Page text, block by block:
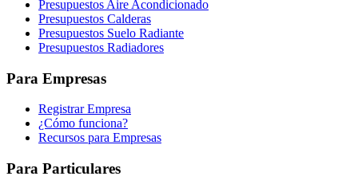
Presupuestos Aire Acondicionado
Presupuestos Calderas
Presupuestos Suelo Radiante
Presupuestos Radiadores
Para Empresas
Registrar Empresa
¿Cómo funciona?
Recursos para Empresas
Para Particulares